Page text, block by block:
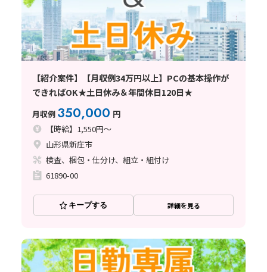
【紹介案件】【月収例34万円以上】PCの基本操作が
できればOK★土日休み＆年間休日120日★
月収例 350,000 円
【時給】1,550円～
山形県新庄市
検査、梱包・仕分け、組立・組付け
61890-00
キープする 詳細を見る